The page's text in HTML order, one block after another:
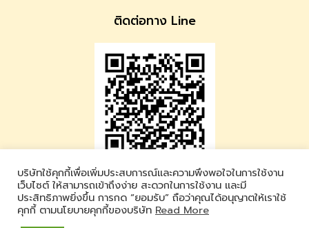
บริษัทใช้คุกกี้เพื่อเพิ่มประสบการณ์และความพึงพอใจในการใช้งาน
เว็บไซต์ ให้สามารถเข้าถึงง่าย สะดวกในการใช้งาน และมี
ประสิทธิภาพยิ่งขึ้น การกด “ยอมรับ” ถือว่าคุณได้อนุญาตให้เราใช้
คุกกี้ ตามนโยบายคุกกี้ของบริษัท Read More
ติดต่อทาง Line
Vinito Travel
LINE ID : @vinitotravel